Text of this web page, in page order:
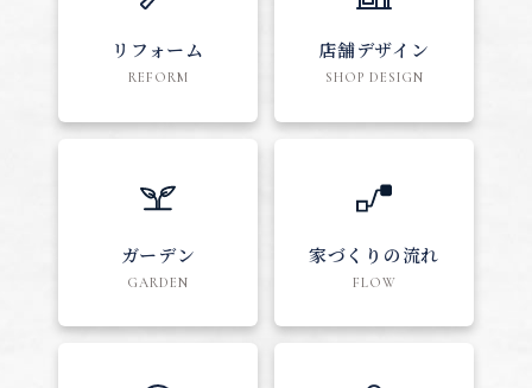
リフォーム
REFORM
店舗デザイン
SHOP DESIGN
ガーデン
GARDEN
家づくりの流れ
FLOW